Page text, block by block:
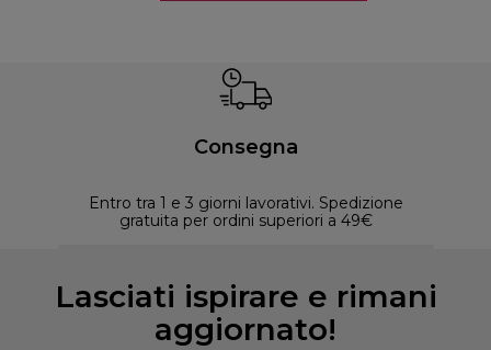
Consegna
Entro tra 1 e 3 giorni lavorativi. Spedizione
gratuita per ordini superiori a 49€
Lasciati ispirare e rimani
aggiornato!